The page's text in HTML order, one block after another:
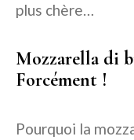
plus chère…
Mozzarella di
Forcément !
Pourquoi la